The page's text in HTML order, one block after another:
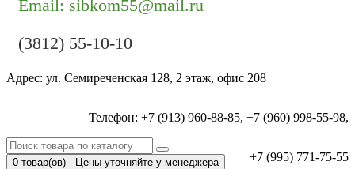
Email: sibkom55@mail.ru
(3812) 55-10-10
Адрес: ул. Семиреченская 128, 2 этаж, офис 208
Телефон: +7 (913) 960-88-85, +7 (960) 998-55-98,
+7 (995) 771-75-55
0 товар(ов) - Цены уточняйте у менеджера